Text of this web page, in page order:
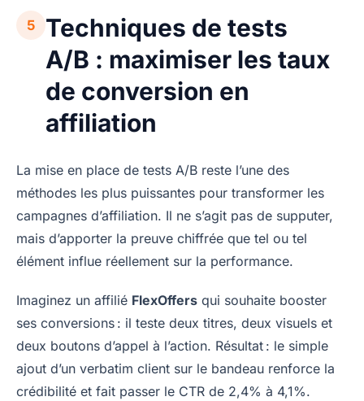
5
Techniques de tests
A/B : maximiser les taux
de conversion en
affiliation
La mise en place de tests A/B reste l’une des
méthodes les plus puissantes pour transformer les
campagnes d’affiliation. Il ne s’agit pas de supputer,
mais d’apporter la preuve chiffrée que tel ou tel
élément influe réellement sur la performance.
Imaginez un affilié FlexOffers qui souhaite booster
ses conversions : il teste deux titres, deux visuels et
deux boutons d’appel à l’action. Résultat : le simple
ajout d’un verbatim client sur le bandeau renforce la
crédibilité et fait passer le CTR de 2,4% à 4,1%.